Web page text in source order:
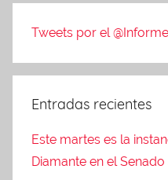
Tweets por el
Entradas recientes
Este martes es la
Diamante en el